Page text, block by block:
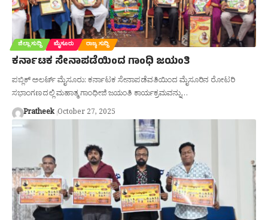
ಜಿಲ್ಲಾ ಸುದ್ದಿ ಮೈಸೂರು ರಾಜ್ಯ ಸುದ್ದಿ
ಕರ್ನಾಟಕ ಸೇನಾಪಡೆಯಿಂದ ಗಾಂಧಿ ಜಯಂತಿ
ಪಬ್ಲಿಕ್ ಅಲರ್ಟ್ ಮೈಸೂರು: ಕರ್ನಾಟಕ ಸೇನಾಪಡೆವತಿಯಿಂದ ಮೈಸೂರಿನ ರೋಟರಿ
ಸಭಾಂಗಣದಲ್ಲಿ ಮಹಾತ್ಮ ಗಾಂಧೀಜಿ ಜಯಂತಿ ಕಾರ್ಯಕ್ರಮವನ್ನು…
Pratheek October 27, 2025